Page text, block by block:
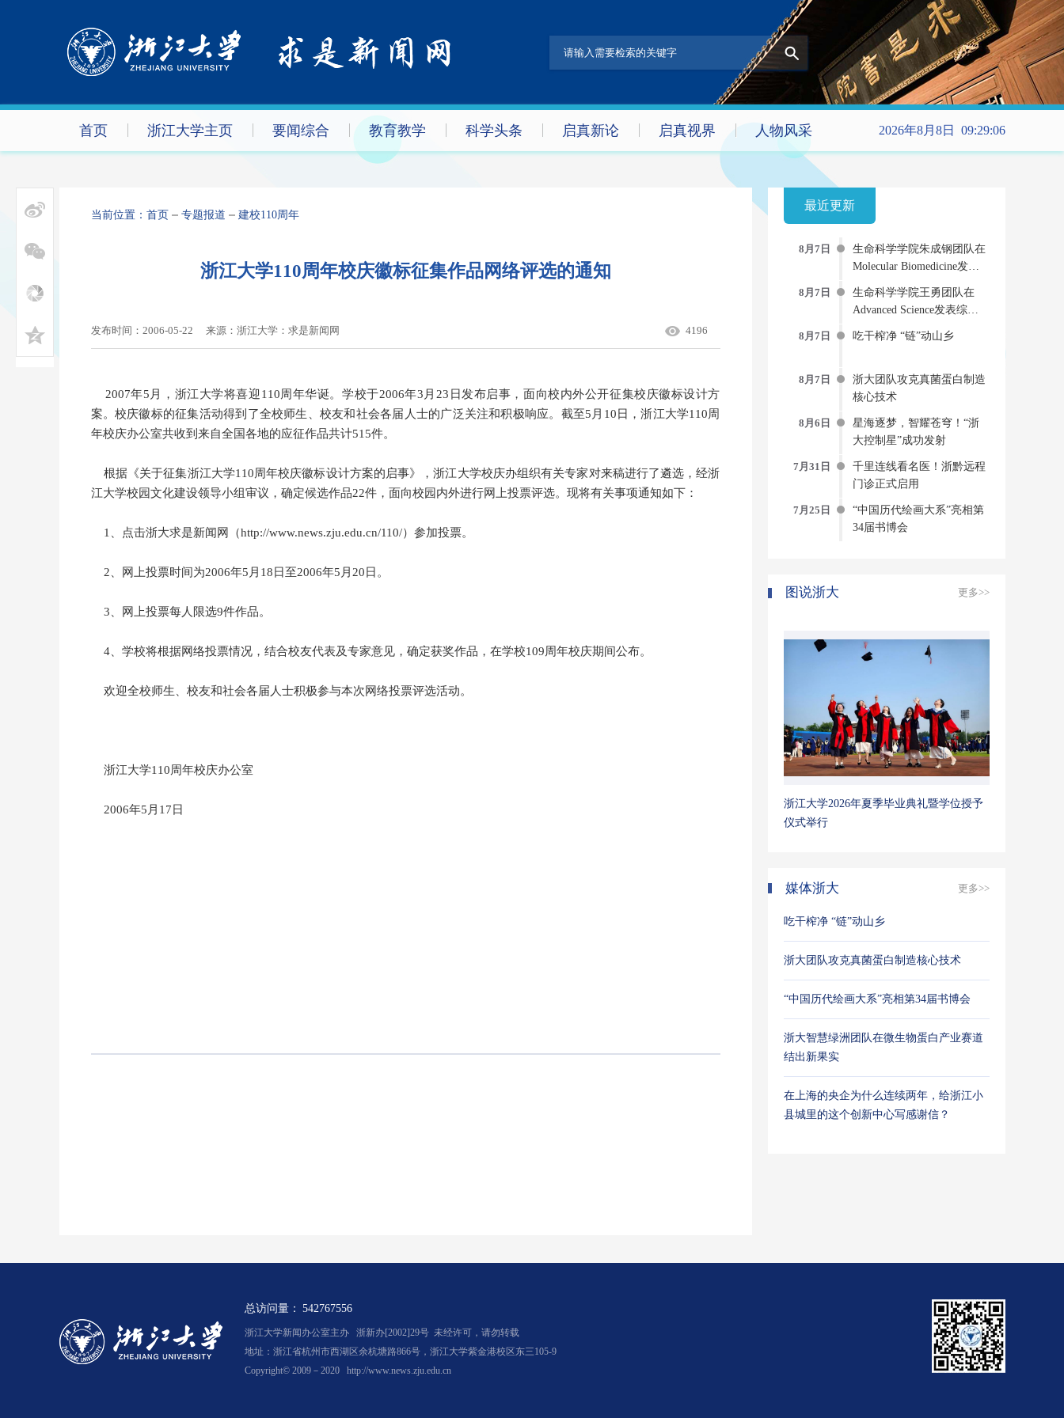
首页 浙江大学主页 要闻综合 教育教学 科学头条 启真新论 启真视界 人物风采 2026年8月8日 09:29:07
当前位置： 首页 专题报道 建校110周年
浙江大学110周年校庆徽标征集作品网络评选的通知
发布时间：2006-05-22 来源：浙江大学：求是新闻网 4196
2007年5月，浙江大学将喜迎110周年华诞。学校于2006年3月23日发布启事，面向校内外公开征集校庆徽标设计方
案。校庆徽标的征集活动得到了全校师生、校友和社会各届人士的广泛关注和积极响应。截至5月10日，浙江大学110周
年校庆办公室共收到来自全国各地的应征作品共计515件。
根据《关于征集浙江大学110周年校庆徽标设计方案的启事》，浙江大学校庆办组织有关专家对来稿进行了遴选，经浙
江大学校园文化建设领导小组审议，确定候选作品22件，面向校园内外进行网上投票评选。现将有关事项通知如下：
1、点击浙大求是新闻网（http://www.news.zju.edu.cn/110/）参加投票。
2、网上投票时间为2006年5月18日至2006年5月20日。
3、网上投票每人限选9件作品。
4、学校将根据网络投票情况，结合校友代表及专家意见，确定获奖作品，在学校109周年校庆期间公布。
欢迎全校师生、校友和社会各届人士积极参与本次网络投票评选活动。
浙江大学110周年校庆办公室
2006年5月17日
最近更新
8月7日
生命科学学院朱成钢团队在
Molecular Biomedicine发文
提出新型“受体-药物偶联
物”双重抗病毒策略
8月7日
生命科学学院王勇团队在
Advanced Science发表综述
AI-物理-实验“三位一体”的
蛋白质动态建模新范式
8月7日 吃干榨净 “链”动山乡
8月7日
浙大团队攻克真菌蛋白制造
核心技术
8月6日
星海逐梦，智耀苍穹！“浙
大控制星”成功发射
7月31日
千里连线看名医！浙黔远程
门诊正式启用
7月25日
“中国历代绘画大系”亮相第
34届书博会
图说浙大 更多>>
浙江大学2026年夏季毕业典礼暨学位授予
仪式举行
媒体浙大 更多>>
吃干榨净 “链”动山乡
浙大团队攻克真菌蛋白制造核心技术
“中国历代绘画大系”亮相第34届书博会
浙大智慧绿洲团队在微生物蛋白产业赛道
结出新果实
在上海的央企为什么连续两年，给浙江小
县城里的这个创新中心写感谢信？
总访问量： 542767556
浙江大学新闻办公室主办 浙新办[2002]29号 未经许可，请勿转载
地址：浙江省杭州市西湖区余杭塘路866号，浙江大学紫金港校区东三105-9
Copyright© 2009－2020 http://www.news.zju.edu.cn